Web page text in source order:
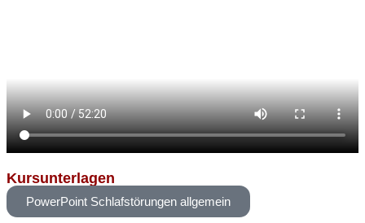
Kursunterlagen
PowerPoint Schlafstörungen allgemein